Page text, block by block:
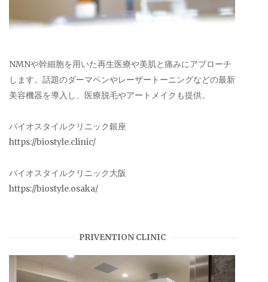
NMNや幹細胞を用いた再生医療や美肌と痛みにアプローチ
します。話題のダーマペンやレーザートーニングなどの最新
美容機器を導入し、医療脱毛やアートメイクも提供。
バイオスタイルクリニック銀座
https://biostyle.clinic/
バイオスタイルクリニック大阪
https://biostyle.osaka/
PRIVENTION CLINIC